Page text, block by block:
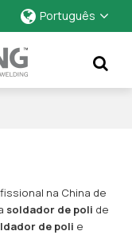
Português
na China de
soldador de poli de
de poli e